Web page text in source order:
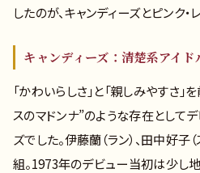
したのが、キャンディーズとピンク・
キャンディーズ：清楚系アイド
「かわいらしさ」と「親しみやすさ」
スのマドンナ”のような存在として
ズでした。伊藤蘭（ラン）、田中好子
組。1973年のデビュー当初は少し